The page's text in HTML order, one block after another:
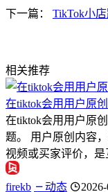
下一篇： TikTok小
相关推荐
在tiktok会用用户原创
在tiktok会用用户原
题。 用户原创内容
视频或买家评价，
firekb 动态